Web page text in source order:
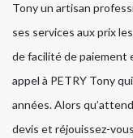
Tony un artisan
ses services aux prix
de facilité de paiement
appel à PETRY Tony
années. Alors
devis et réjouissez-